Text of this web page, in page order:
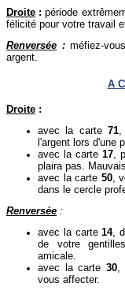
Droite : période
félicité pour votre travail
Renversée : méfiez-
argent.
A
Droite :
avec la carte 71,
l'argent lors d'une
avec la carte 17,
plaira pas.
avec la carte 50,
dans le cercle
Renversée :
avec la carte14,
de votre
amicale.
avec la carte 30,
vous affecter.